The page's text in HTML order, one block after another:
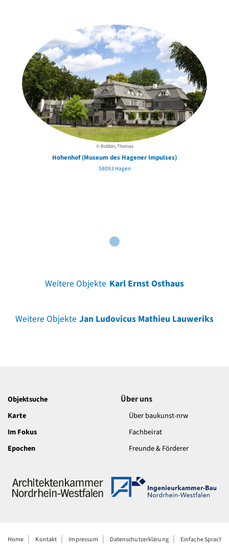
© Robbin, Thomas
Hohenhof (Museum des Hagener Impulses)
58093 Hagen
Weitere Objekte Karl Ernst Osthaus
Weitere Objekte Jan Ludovicus Mathieu Lauweriks
Objektsuche
Karte
Im Fokus
Epochen
Über uns
Über baukunst-nrw
Fachbeirat
Freunde & Förderer
Home Kontakt Impressum Datenschutzerklärung Einfache Sprache